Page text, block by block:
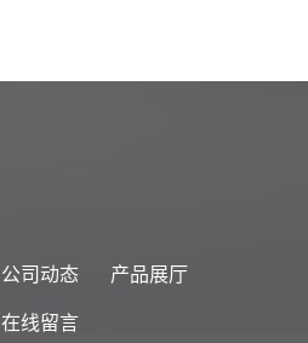
公司动态 产品展厅
在线留言